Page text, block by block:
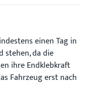
einen Tag in
stehen, da die
ihre Endklebkraft
Fahrzeug erst nach